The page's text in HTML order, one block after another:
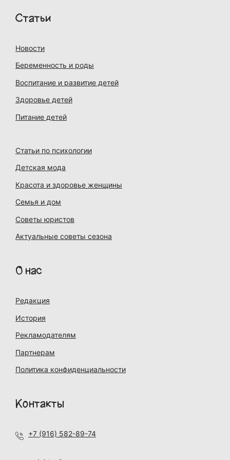
Статьи
Новости
Беременность и роды
Воспитание и развитие детей
Здоровье детей
Питание детей
Статьи по психологии
Детская мода
Красота и здоровье женщины
Семья и дом
Советы юристов
Актуальные советы сезона
О нас
Редакция
История
Рекламодателям
Партнерам
Политика конфиденциальности
Контакты
+7 (916) 582-89-74